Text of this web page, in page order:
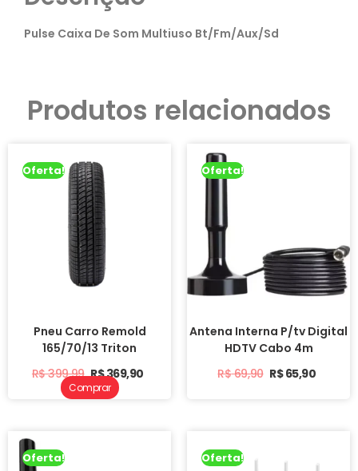
Pulse Caixa De Som Multiuso Bt/Fm/Aux/Sd
Produtos relacionados
Oferta!
Pneu Carro Remold
165/70/13 Triton
R$399,99 R$369,90
Oferta!
Antena Interna P/tv Digital
HDTV Cabo 4m
R$69,90 R$65,90
Comprar
Oferta! Oferta!